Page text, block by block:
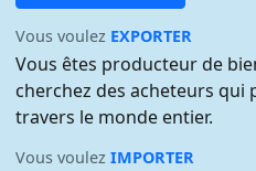
Vous voulez EXPORTER
Vous êtes producteur de
cherchez des acheteurs qui
travers le monde entier.
Vous voulezIMPORTER